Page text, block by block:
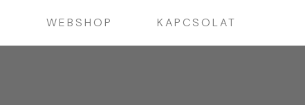
WEBSHOP KAPCSOLAT